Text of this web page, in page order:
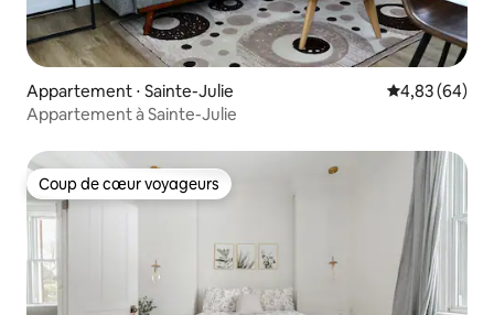
Appartement ⋅ Sainte-Julie Évaluation
4,83 (64)
Appartement à Sainte-Julie
Coup de cœur voyageurs
Coup de cœur voyageurs